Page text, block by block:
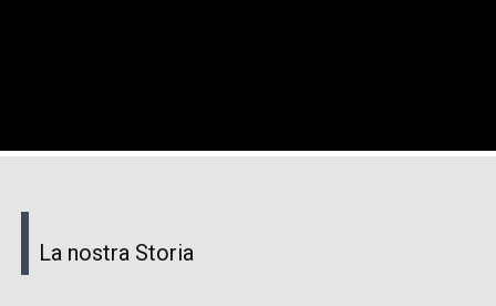
La nostra Storia